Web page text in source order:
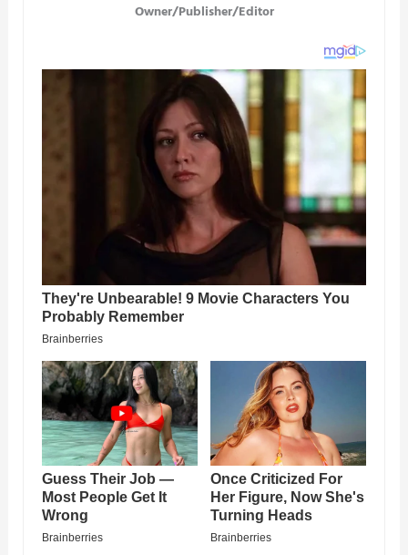
Owner/Publisher/Editor